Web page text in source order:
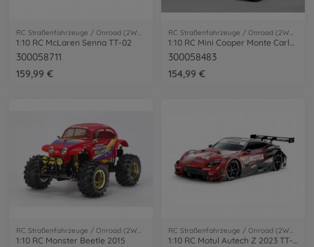
RC Straßenfahrzeuge / Onroad (2WD/4WD)
1:10 RC McLaren Senna TT-02
300058711
159,99 €
RC Straßenfahrzeuge / Onroad (2WD/4WD)
300058483
154,99 €
RC Straßenfahrzeuge / Onroad (2WD/4WD)
1:10 RC Monster Beetle 2015
RC Straßenfahrzeuge / Onroad (2WD/4WD)
1:10 RC Motul Autech Z 2023 TT-02